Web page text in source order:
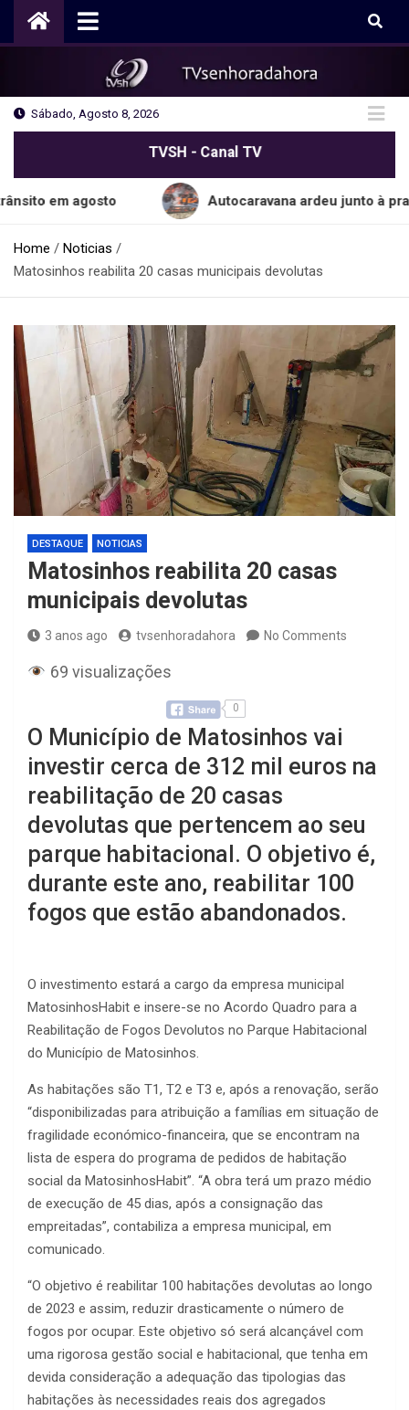
Sábado, Agosto 8, 2026
TVSH - Canal TV
agosto Autocaravana ardeu junto à praia do
Home
Noticias
Matosinhos reabilita 20 casas municipais devolutas
DESTAQUE NOTICIAS
Matosinhos reabilita 20 casas
municipais devolutas
3 anos ago tvsenhoradahora No Comments
69 visualizações
0
O Município de Matosinhos vai
investir cerca de 312 mil euros na
reabilitação de 20 casas
devolutas que pertencem ao seu
parque habitacional. O objetivo é,
durante este ano, reabilitar 100
fogos que estão abandonados.
O investimento estará a cargo da empresa municipal
MatosinhosHabit e insere-se no Acordo Quadro para a
Reabilitação de Fogos Devolutos no Parque Habitacional
do Município de Matosinhos.
As habitações são T1, T2 e T3 e, após a renovação, serão
“disponibilizadas para atribuição a famílias em situação de
fragilidade económico-financeira, que se encontram na
lista de espera do programa de pedidos de habitação
social da MatosinhosHabit”. “A obra terá um prazo médio
de execução de 45 dias, após a consignação das
empreitadas”, contabiliza a empresa municipal, em
comunicado.
“O objetivo é reabilitar 100 habitações devolutas ao longo
de 2023 e assim, reduzir drasticamente o número de
fogos por ocupar. Este objetivo só será alcançável com
uma rigorosa gestão social e habitacional, que tenha em
devida consideração a adequação das tipologias das
habitações às necessidades reais dos agregados